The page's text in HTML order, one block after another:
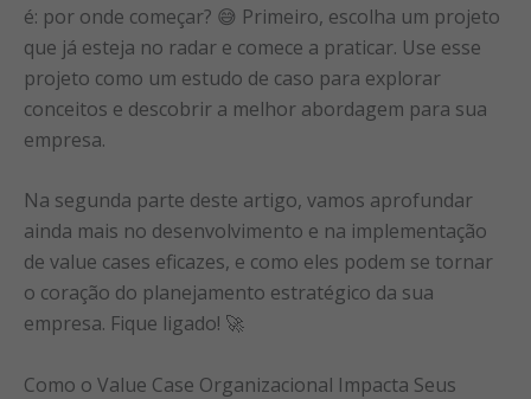
é: por onde começar? 😅 Primeiro, escolha um projeto
que já esteja no radar e comece a praticar. Use esse
projeto como um estudo de caso para explorar
conceitos e descobrir a melhor abordagem para sua
empresa.
Na segunda parte deste artigo, vamos aprofundar
ainda mais no desenvolvimento e na implementação
de value cases eficazes, e como eles podem se tornar
o coração do planejamento estratégico da sua
empresa. Fique ligado! 🚀
Como o Value Case Organizacional Impacta Seus